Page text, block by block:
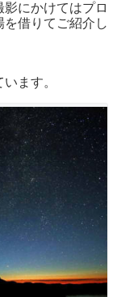
にかけてはプロ
借りてご紹介し
ます。